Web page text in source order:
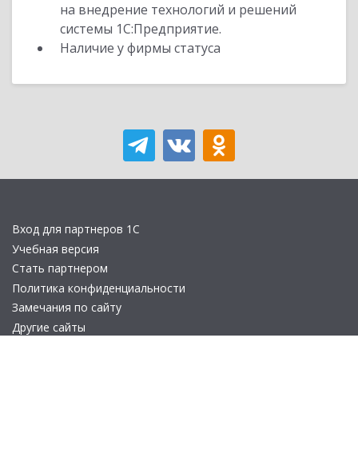
на внедрение технологий и решений
системы 1С:Предприятие.
Наличие у фирмы статуса
Вход для партнеров 1С
Учебная версия
Стать партнером
Политика конфиденциальности
Замечания по сайту
Другие сайты